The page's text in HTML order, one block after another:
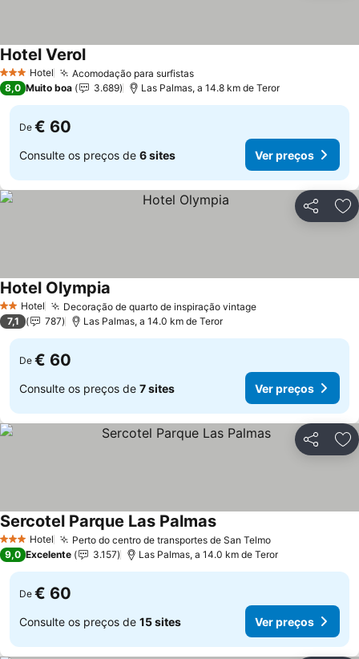
3 EstrelasHotel Acomodação para surfistas
Hotel Verol
8,0 Muito boa 3.689 Las Palmas, a 14.8 km de Teror
De € 60
Consulte os preços de 6 sites Ver preços
Partilhar
2 Estrelas
Hotel Decoração de quarto de inspiração vintage
Hotel Olympia
7,1 787 Las Palmas, a 14.0 km de Teror
De € 60
Consulte os preços de 7 sites Ver preços
Partilhar
3 EstrelasHotel Perto do centro de transportes de San Telmo
Sercotel Parque Las Palmas
9,0 Excelente 3.157 Las Palmas, a 14.0 km de Teror
De € 60
Consulte os preços de 15 sites Ver preços